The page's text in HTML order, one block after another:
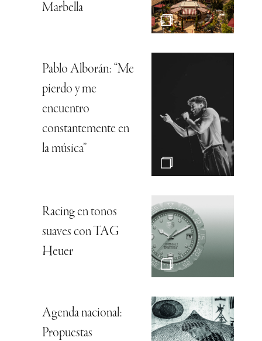
Marbella
Pablo Alborán: “Me
pierdo y me
encuentro
constantemente en
la música”
Racing en tonos
suaves con TAG
Heuer
Agenda nacional:
Propuestas